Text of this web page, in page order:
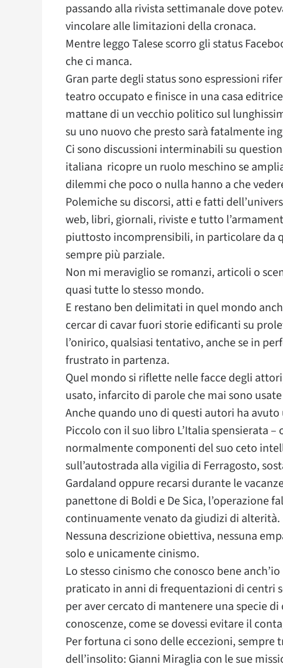
passando alla rivista settimanale dove
vincolare alle limitazioni della cronaca.
Mentre leggo Talese scorro gli status
che ci manca.
Gran parte degli status sono espressioni
teatro occupato e finisce in una casa
mattane di un vecchio politico sul
su uno nuovo che presto sarà fatalmente
Ci sono discussioni interminabili su
italiana ricopre un ruolo meschino se
dilemmi che poco o nulla hanno a che
Polemiche su discorsi, atti e fatti
web, libri, giornali, riviste e tutto
piuttosto incomprensibili, in particolare da
sempre più parziale.
Non mi meraviglio se romanzi, articoli o
quasi tutte lo stesso mondo.
E restano ben delimitati in quel mondo
cercar di cavar fuori storie edificanti su
l’onirico, qualsiasi tentativo, anche se in
frustrato in partenza.
Quel mondo si riflette nelle facce degli
usato, infarcito di parole che mai sono
Anche quando uno di questi autori ha
Piccolo con il suo libro L’Italia spensierata
normalmente componenti del suo ceto
sull’autostrada alla vigilia di Ferragosto,
Gardaland oppure recarsi durante le
panettone di Boldi e De Sica, l’operazione
continuamente venato da giudizi di alterità.
Nessuna descrizione obiettiva, nessuna
solo e unicamente cinismo.
Lo stesso cinismo che conosco bene
praticato in anni di frequentazioni di centri
per aver cercato di mantenere una specie
conoscenze, come se dovessi evitare il
Per fortuna ci sono delle eccezioni,
dell’insolito: Gianni Miraglia con le sue